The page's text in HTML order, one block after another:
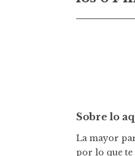
i
ó
Sobre lo
La mayor
por lo que te